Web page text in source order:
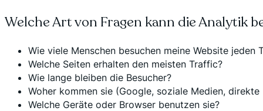
Welche Art von Fragen kann die Analytik
Wie viele Menschen besuchen meine Website jeden
Welche Seiten erhalten den meisten Traffic?
Wie lange bleiben die Besucher?
Woher kommen sie (Google, soziale Medien, direkte
Welche Geräte oder Browser benutzen sie?